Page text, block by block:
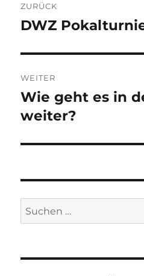
ZURÜCK
Vorheriger
DWZ
WEITER
Nächster
Beitrag:
Wie geht es in
weiter?
Suchen
nach: